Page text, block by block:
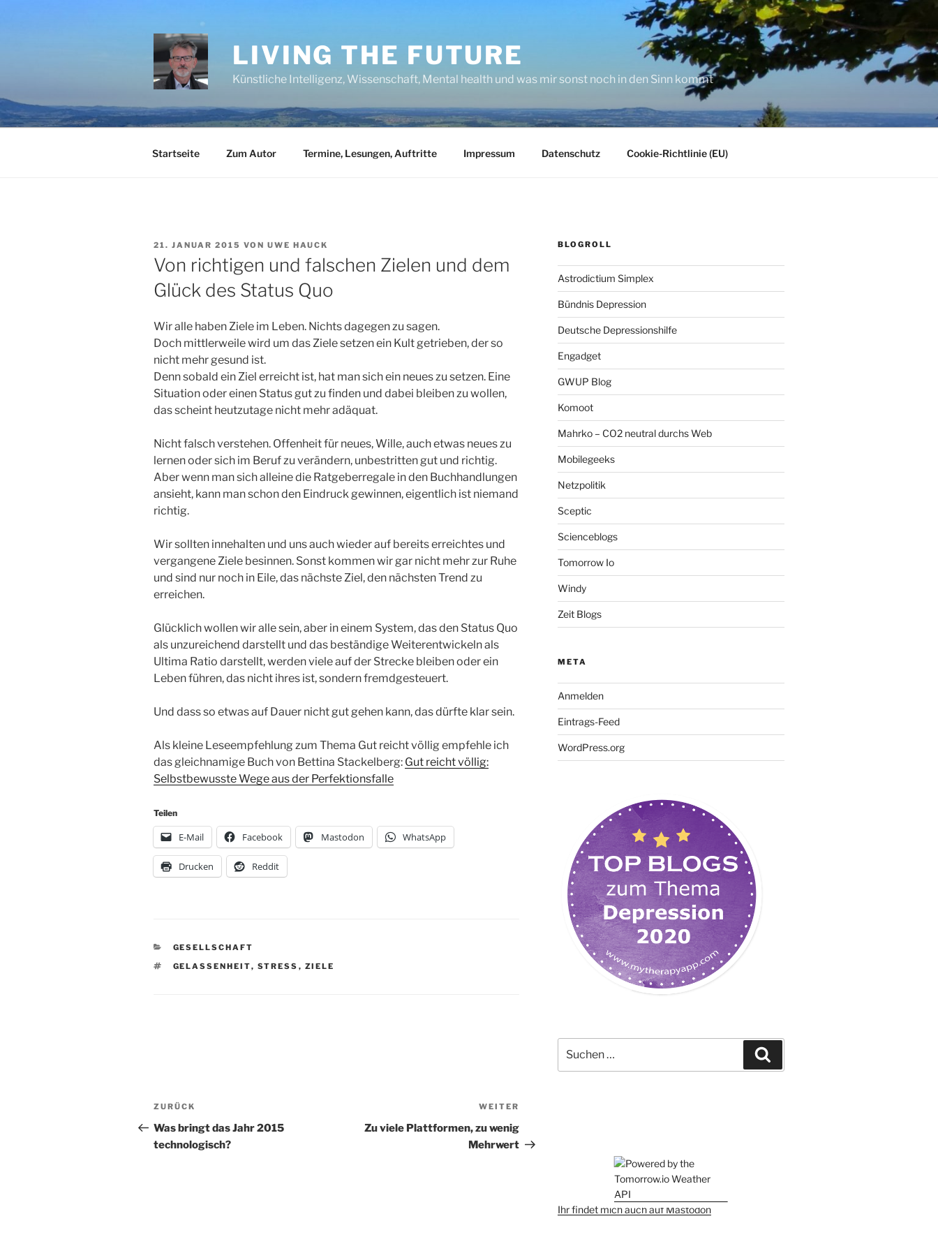
LIVING THE FUTURE
Künstliche Intelligenz, Wissenschaft, Mental health und was mir sonst noch in den Sinn kommt
Startseite Zum Autor Termine, Lesungen, Auftritte Impressum Datenschutz Cookie-Richtlinie (EU)
VERÖFFENTLICHT
AM
21. JANUAR 2015 VON UWE HAUCK
Von richtigen und falschen Zielen und dem
Glück des Status Quo
Wir alle haben Ziele im Leben. Nichts dagegen zu sagen.
Doch mittlerweile wird um das Ziele setzen ein Kult getrieben, der so
nicht mehr gesund ist.
Denn sobald ein Ziel erreicht ist, hat man sich ein neues zu setzen. Eine
Situation oder einen Status gut zu finden und dabei bleiben zu wollen,
das scheint heutzutage nicht mehr adäquat.
Nicht falsch verstehen. Offenheit für neues, Wille, auch etwas neues zu
lernen oder sich im Beruf zu verändern, unbestritten gut und richtig.
Aber wenn man sich alleine die Ratgeberregale in den Buchhandlungen
ansieht, kann man schon den Eindruck gewinnen, eigentlich ist niemand
richtig.
Wir sollten innehalten und uns auch wieder auf bereits erreichtes und
vergangene Ziele besinnen. Sonst kommen wir gar nicht mehr zur Ruhe
und sind nur noch in Eile, das nächste Ziel, den nächsten Trend zu
erreichen.
Glücklich wollen wir alle sein, aber in einem System, das den Status Quo
als unzureichend darstellt und das beständige Weiterentwickeln als
Ultima Ratio darstellt, werden viele auf der Strecke bleiben oder ein
Leben führen, das nicht ihres ist, sondern fremdgesteuert.
Und dass so etwas auf Dauer nicht gut gehen kann, das dürfte klar sein.
Als kleine Leseempfehlung zum Thema Gut reicht völlig empfehle ich
das gleichnamige Buch von Bettina Stackelberg: Gut reicht völlig:
Selbstbewusste Wege aus der Perfektionsfalle
Teilen
E-Mail Facebook Mastodon WhatsApp
Drucken Reddit
KATEGORIEN
GESELLSCHAFT
SCHLAGWÖRTER
GELASSENHEIT, STRESS , ZIELE
Beitragsnavigation
Vorheriger
Beitrag
ZURÜCK
Was bringt das Jahr 2015
technologisch?
Beitrag
WEITER
Zu viele Plattformen, zu wenig
Mehrwert
BLOGROLL
Astrodictium Simplex
Bündnis Depression
Deutsche Depressionshilfe
Engadget
GWUP Blog
Komoot
Mahrko – CO2 neutral durchs Web
Mobilegeeks
Netzpolitik
Sceptic
Scienceblogs
Tomorrow Io
Windy
Zeit Blogs
META
Anmelden
Eintrags-Feed
WordPress.org
nach:
Ihr findet mich auch auf Mastodon